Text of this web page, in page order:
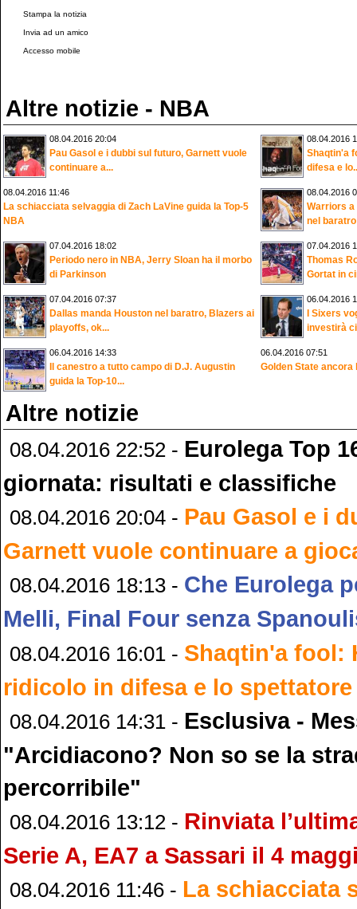
Stampa la notizia
Invia ad un amico
Accesso mobile
Altre notizie - NBA
08.04.2016 20:04
Pau Gasol e i dubbi sul futuro, Garnett vuole
continuare a...
08.04.2016
Shaqtin'a
difesa e
08.04.2016 11:46
La schiacciata selvaggia di Zach LaVine guida la Top-5
NBA
08.04.2016
Warriors a
nel baratro
07.04.2016 18:02
Periodo nero in NBA, Jerry Sloan ha il morbo
di Parkinson
07.04.2016
Thomas
Gortat in
07.04.2016 07:37
Dallas manda Houston nel baratro, Blazers ai
playoffs, ok...
06.04.2016
I Sixers
investirà
06.04.2016 14:33
Il canestro a tutto campo di D.J. Augustin
guida la Top-10...
06.04.2016 07:51
Golden State ancora
Altre notizie
08.04.2016 22:52 - Eurolega Top
giornata: risultati e classifiche
08.04.2016 20:04 - Pau Gasol e i
Garnett vuole continuare a
08.04.2016 18:13 - Che Eurolega
Melli, Final Four senza
08.04.2016 16:01 - Shaqtin'a fool:
ridicolo in difesa e lo
08.04.2016 14:31 - Esclusiva -
"Arcidiacono? Non so se la
percorribile"
08.04.2016 13:12 - Rinviata
Serie A, EA7 a Sassari il 4
08.04.2016 11:46 - La schiacciata